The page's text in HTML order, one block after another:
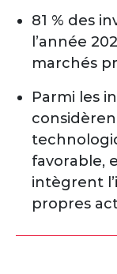
81 % des
l’année
marchés
Parmi les
favorable,
intègrent
propres